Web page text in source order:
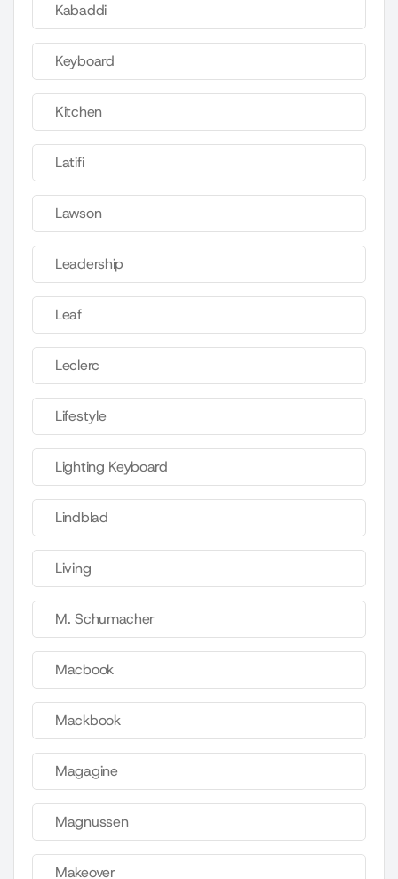
Kabaddi
Keyboard
Kitchen
Latifi
Lawson
Leadership
Leaf
Leclerc
Lifestyle
Lighting Keyboard
Lindblad
Living
M. Schumacher
Macbook
Mackbook
Magagine
Magnussen
Makeover